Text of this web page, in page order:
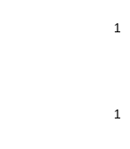
1
1